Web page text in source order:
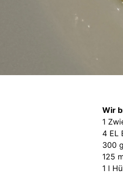
Wir
1
4 EL
300
125
1 l